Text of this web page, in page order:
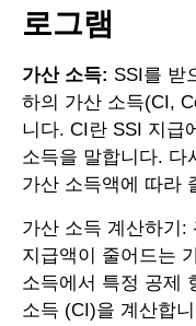
로그램
가산 소득: SSI를 받
하의 가산 소득(CI,
니다. CI란 SSI 지급
소득을 말합니다. 다
가산 소득액에 따라
가산 소득 계산하기:
지급액이 줄어드는
소득에서 특정 공제
소득 (CI)을 계산합